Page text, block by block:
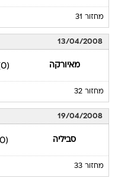
מחזור 31
13/04/2008
מאיורקה (0)
מחזור 32
19/04/2008
סביליה (0)
מחזור 33